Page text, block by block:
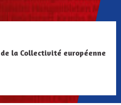
la Collectivité européenne